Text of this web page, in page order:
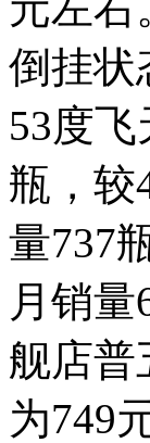
倒挂状
53度
瓶，较
量737
月销
舰店普
为749